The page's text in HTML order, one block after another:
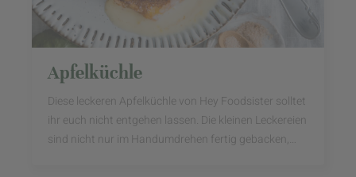
Apfelküchle
Diese leckeren Apfelküchle von Hey Foodsister solltet
ihr euch nicht entgehen lassen. Die kleinen Leckereien
sind nicht nur im Handumdrehen fertig gebacken,